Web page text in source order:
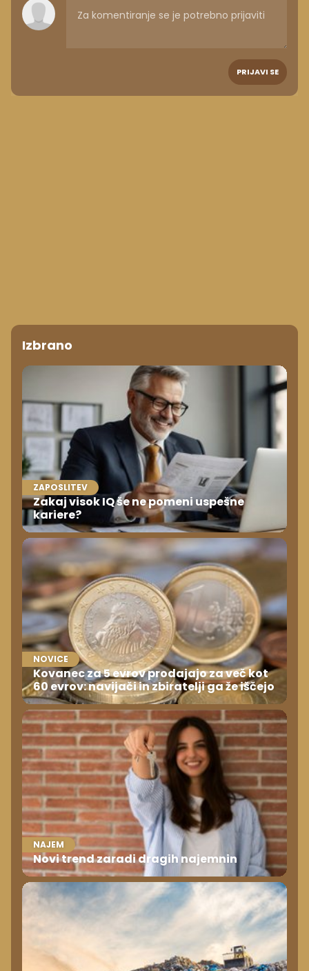
PRIJAVI SE
Izbrano
ZAPOSLITEV
Zakaj visok IQ še ne pomeni uspešne
kariere?
NOVICE
Kovanec za 5 evrov prodajajo za več kot
60 evrov: navijači in zbiratelji ga že iščejo
NAJEM
Novi trend zaradi dragih najemnin